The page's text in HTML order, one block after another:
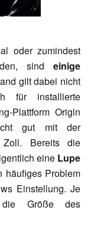
oder zumindest
sind einige
gilt dabei nicht
für installierte
Plattform Origin
gut mit der
Bereits die
eine Lupe
häufiges Problem
Einstellung. Je
Größe des